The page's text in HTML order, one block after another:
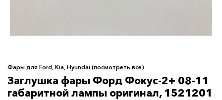
Фары для Ford, Kia, Hyundai (посмотреть все)
Заглушка фары Форд Фокус-2+ 08-11
габаритной лампы оригинал, 1521201